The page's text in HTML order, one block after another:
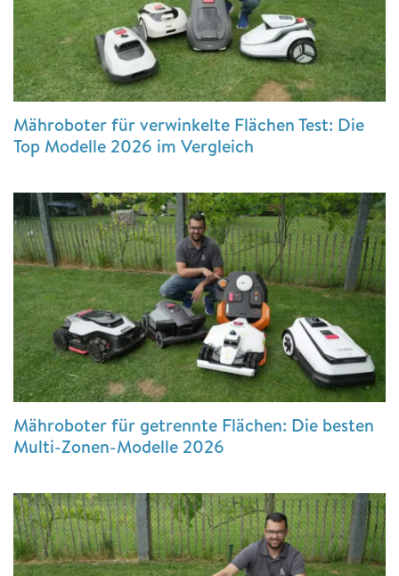
Mähroboter für verwinkelte Flächen Test: Die
Top Modelle 2026 im Vergleich
Mähroboter für getrennte Flächen: Die besten
Multi-Zonen-Modelle 2026